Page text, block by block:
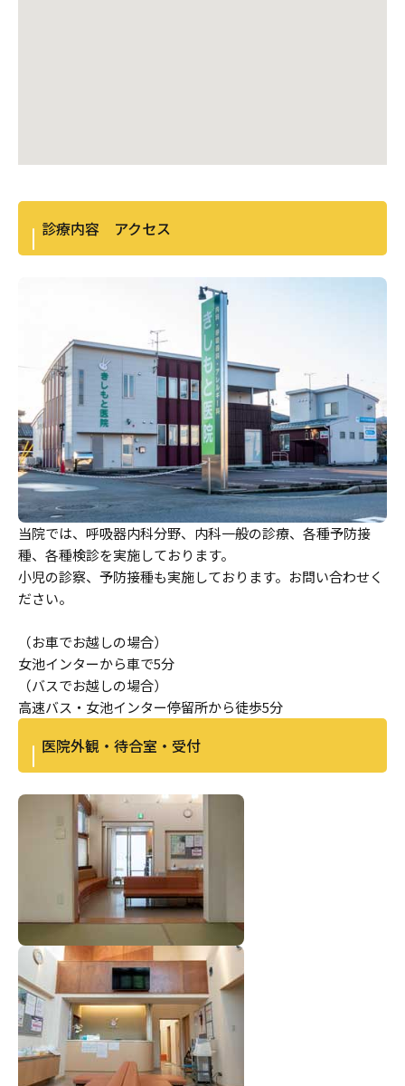
診療内容 アクセス
当院では、呼吸器内科分野、内科一般の診療、各種予防接
種、各種検診を実施しております。
小児の診察、予防接種も実施しております。お問い合わせく
ださい。
（お車でお越しの場合）
女池インターから車で5分
（バスでお越しの場合）
高速バス・女池インター停留所から徒歩5分
医院外観・待合室・受付